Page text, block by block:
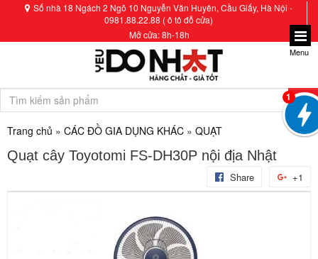
Số nhà 18 Ngách 2 Ngõ 10 Nguyễn Văn Huyên, Cầu Giấy, Hà Nội -
0981.88.22.88 ( ô tô đỗ cửa)
Mở cửa: 8h-18h
Menu
Trang chủ » CÁC ĐỒ GIA DỤNG KHÁC » QUẠT
Quạt cây Toyotomi FS-DH30P nội địa Nhật
+1
Share
1